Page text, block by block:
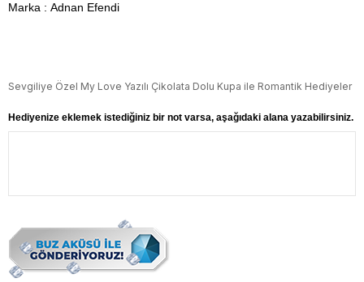
Marka : Adnan Efendi
Sevgiliye Özel My Love Yazılı Çikolata Dolu Kupa ile Romantik Hediyeler
Hediyenize eklemek istediğiniz bir not varsa, aşağıdaki alana yazabilirsiniz.